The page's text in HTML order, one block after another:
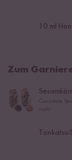
10 ml
Zum
Tonkatsu-